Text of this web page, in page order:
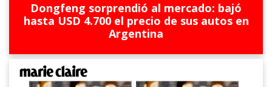
Dongfeng sorprendió al mercado: bajó
hasta USD 4.700 el precio de sus autos en
Argentina